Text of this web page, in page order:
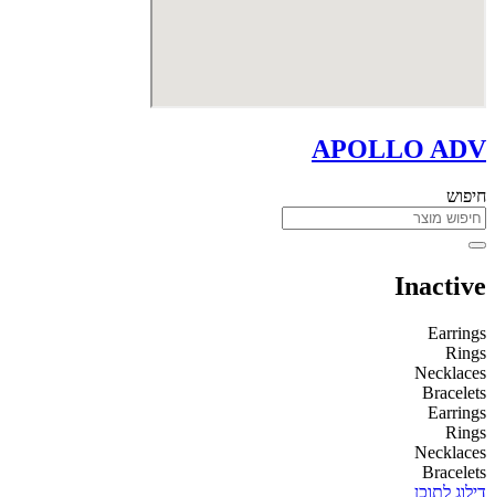
APOLLO ADV
חיפוש
Inactive
Earrings
Rings
Necklaces
Bracelets
Earrings
Rings
Necklaces
Bracelets
דילוג לתוכן